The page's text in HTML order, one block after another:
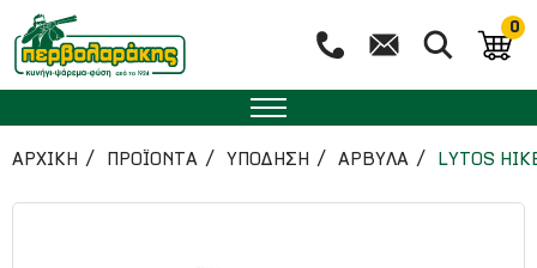
0
ΑΡΧΙΚΉ ΠΡΟΪΟΝΤΑ ΥΠΟΔΗΣΗ ΑΡΒΥΛΑ LYTOS